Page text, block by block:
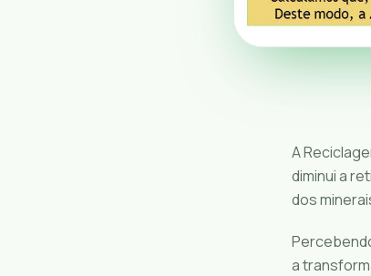
A
diminui a
dos
a